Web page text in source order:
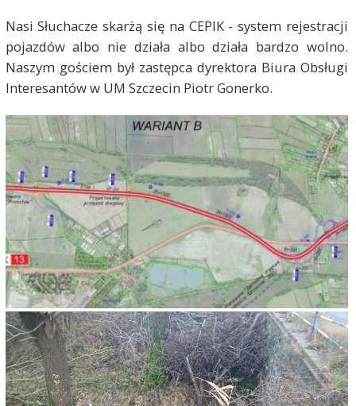
Nasi Słuchacze skarżą się na CEPIK - system rejestracji
pojazdów albo nie działa albo działa bardzo wolno.
Naszym gościem był zastępca dyrektora Biura Obsługi
Interesantów w UM Szczecin Piotr Gonerko.